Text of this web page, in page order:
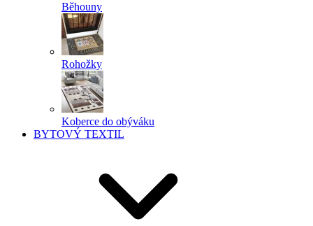
Běhouny
Rohožky
Koberce do obýváku
BYTOVÝ TEXTIL